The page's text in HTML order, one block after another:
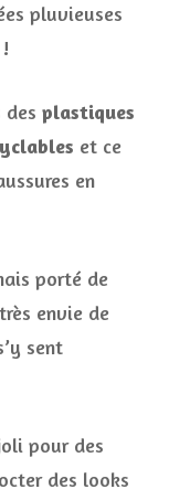
pluvieuses
plastiques
et ce
en
porté de
envie de
sent
pour des
des looks